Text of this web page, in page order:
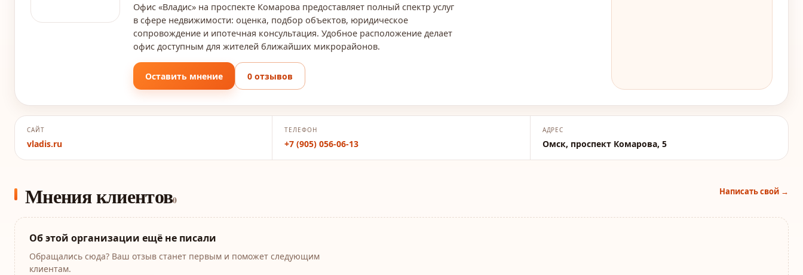
Офис «Владис» на проспекте Комарова предоставляет полный спектр услуг
в сфере недвижимости: оценка, подбор объектов, юридическое
сопровождение и ипотечная консультация. Удобное расположение делает
офис доступным для жителей ближайших микрорайонов.
Оставить мнение 0 отзывов
САЙТ
vladis.ru
ТЕЛЕФОН
+7 (905) 056-06-13
АДРЕС
Омск, проспект Комарова, 5
Мнения клиентов0
Написать свой →
Об этой организации ещё не писали
Обращались сюда? Ваш отзыв станет первым и поможет следующим
клиентам.